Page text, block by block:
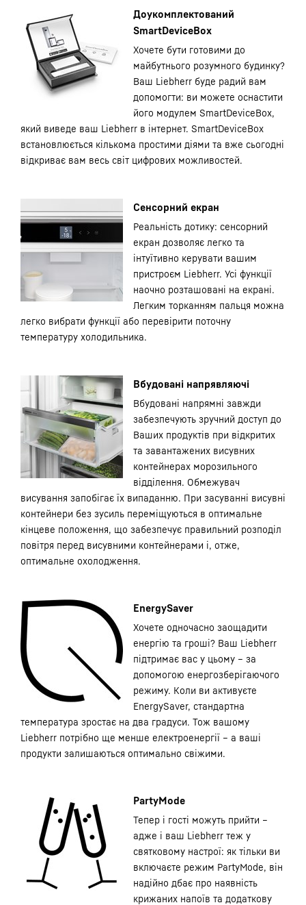
Доукомплектований
SmartDeviceBox
Хочете бути готовими до
майбутнього розумного будинку?
Ваш Liebherr буде радий вам
допомогти: ви можете оснастити
його модулем SmartDeviceBox,
який виведе ваш Liebherr в інтернет. SmartDeviceBox
встановлюється кількома простими діями та вже сьогодні
відкриває вам весь світ цифрових можливостей.
Сенсорний екран
Реальність дотику: сенсорний
екран дозволяє легко та
інтуїтивно керувати вашим
пристроєм Liebherr. Усі функції
наочно розташовані на екрані.
Легким торканням пальця можна
легко вибрати функції або перевірити поточну
температуру холодильника.
Вбудовані напрявляючі
Вбудовані напрямні завжди
забезпечують зручний доступ до
Ваших продуктів при відкритих
та завантажених висувних
контейнерах морозильного
відділення. Обмежувач
висування запобігає їх випаданню. При засуванні висувні
контейнери без зусиль переміщуються в оптимальне
кінцеве положення, що забезпечує правильний розподіл
повітря перед висувними контейнерами і, отже,
оптимальне охолодження.
EnergySaver
Хочете одночасно заощадити
енергію та гроші? Ваш Liebherr
підтримає вас у цьому – за
допомогою енергозберігаючого
режиму. Коли ви активуєте
EnergySaver, стандартна
температура зростає на два градуси. Тож вашому
Liebherr потрібно ще менше електроенергії – а ваші
продукти залишаються оптимально свіжими.
PartyMode
Тепер і гості можуть прийти –
адже і ваш Liebherr теж у
святковому настрої: як тільки ви
включаєте режим PartyMode, він
надійно дбає про наявність
крижаних напоїв та додаткову